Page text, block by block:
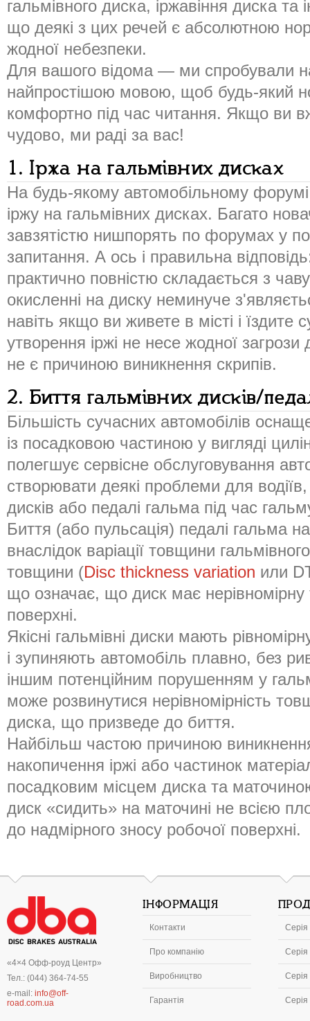
гальмівного диска, іржавіння диска та
що деякі з цих речей є абсолютною
жодної небезпеки.
Для вашого відома — ми спробували
найпростішою мовою, щоб будь-який
комфортно під час читання. Якщо ви
чудово, ми раді за вас!
1. Іржа на гальмівних дисках
На будь-якому автомобільному
іржу на гальмівних дисках. Багато
завзятістю нишпорять по форумах у
запитання. А ось і правильна
практично повністю складається з
окисленні на диску неминуче
навіть якщо ви живете в місті і
утворення іржі не несе жодної загрози
не є причиною виникнення скрипів.
2. Биття гальмівних дисків/
Більшість сучасних автомобілів
із посадковою частиною у вигляді
полегшує сервісне обслуговування
створювати деякі проблеми для
дисків або педалі гальма під час
Биття (або пульсація) педалі гальма
внаслідок варіації товщини
товщини (Disc thickness variation или
що означає, що диск має
поверхні.
Якісні гальмівні диски мають
і зупиняють автомобіль плавно, без
іншим потенційним порушенням у
може розвинутися нерівномірність
диска, що призведе до биття.
Найбільш частою причиною
накопичення іржі або частинок
посадковим місцем диска та
диск «сидить» на маточині не всією
до надмірного зносу робочої поверхні.
«4×4 Офф-роуд Центр»
Тел.: (044) 364-74-55
e-mail: info@off-
road.com.ua
ІНФОРМАЦІЯ
Контакти
Про компанію
Виробництво
Гарантія
Серія
Серія